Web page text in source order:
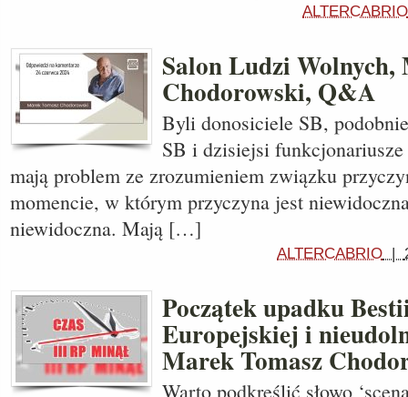
ALTERCABRIO
Salon Ludzi Wolnych,
Chodorowski, Q&A
Byli donosiciele SB,
SB i dzisiejsi
mają problem ze zrozumieniem związku
momencie, w którym przyczyna jest
niewidoczna. Mają […]
ALTERCABRIO |
Początek upadku
Europejskiej i
Marek Tomasz
Warto podkreślić słowo